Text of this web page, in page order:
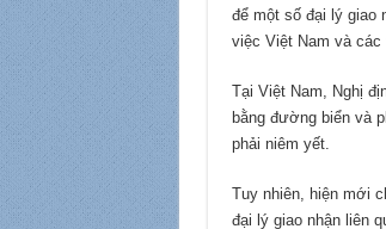
để một số đại lý giao
việc Việt Nam và
Tại Việt Nam, Nghị
bằng đường biển và
phải niêm yết.
Tuy nhiên, hiện mới
đại lý giao nhận liên